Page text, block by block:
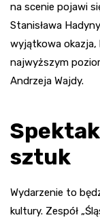
na scenie pojawi
Stanisława
wyjątkowa okazja,
najwyższym
Andrzeja Wajdy.
sztuk
Wydarzenie to
kultury. Zespół